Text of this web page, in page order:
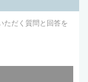
ただく質問と回答を